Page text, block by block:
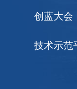
创蓝大会
技术示范